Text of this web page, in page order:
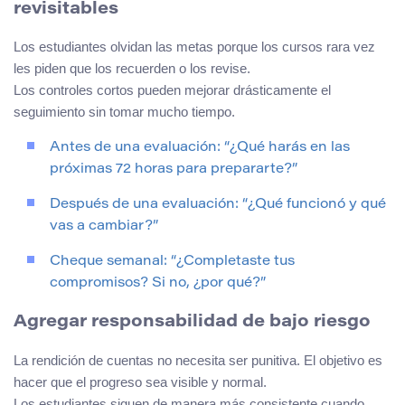
revisitables
Los estudiantes olvidan las metas porque los cursos rara vez
les piden que los recuerden o los revise.
Los controles cortos pueden mejorar drásticamente el
seguimiento sin tomar mucho tiempo.
Antes de una evaluación: “¿Qué harás en las
próximas 72 horas para prepararte?”
Después de una evaluación: “¿Qué funcionó y qué
vas a cambiar?”
Cheque semanal: “¿Completaste tus
compromisos? Si no, ¿por qué?”
Agregar responsabilidad de bajo riesgo
La rendición de cuentas no necesita ser punitiva. El objetivo es
hacer que el progreso sea visible y normal.